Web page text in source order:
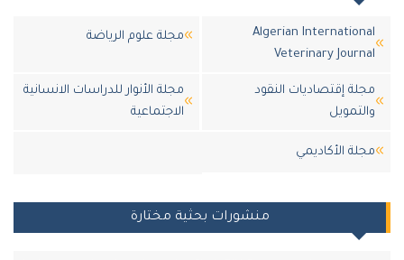
Algerian
Veterinary
مجلة علوم الرياضة
إقتصاديات النقود
مجلة الأنوار للدراسات الانسانية
الاجتماعية
اﻷكاديمي
منشورات بحثية مختارة